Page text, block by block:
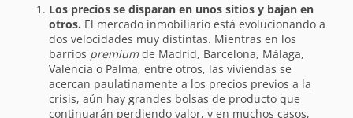
Los precios se disparan en unos sitios y bajan en
otros. El mercado inmobiliario está evolucionando a
dos velocidades muy distintas. Mientras en los
barrios premiumde Madrid, Barcelona, Málaga,
Valencia o Palma, entre otros, las viviendas se
acercan paulatinamente a los precios previos a la
crisis, aún hay grandes bolsas de producto que
continuarán perdiendo valor, y en muchos casos,